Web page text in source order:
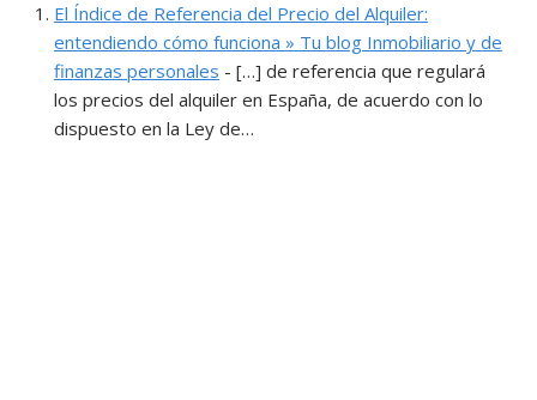
El Índice de Referencia del Precio del Alquiler:
entendiendo cómo funciona » Tu blog Inmobiliario y de
finanzas personales - […] de referencia que regulará
los precios del alquiler en España, de acuerdo con lo
dispuesto en la Ley de…